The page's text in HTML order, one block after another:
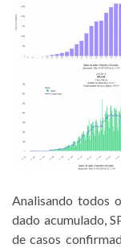
Analisando todos
dado acumulado,
de casos